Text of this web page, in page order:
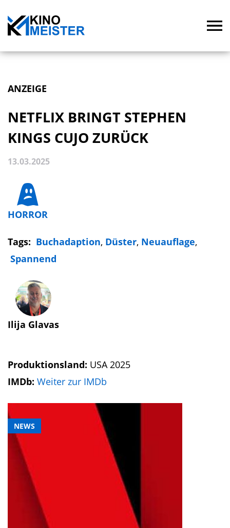
ANZEIGE
NEWS
NETFLIX BRINGT STEPHEN
KINGS CUJO ZURÜCK
13.03.2025
HORROR
Tags: Buchadaption, Düster, Neuauflage,
Spannend
Ilija Glavas
Produktionsland: USA 2025
IMDb: Weiter zur IMDb